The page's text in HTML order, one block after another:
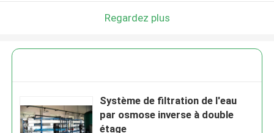
Regardez plus
Système de filtration de l'eau
par osmose inverse à double
étage